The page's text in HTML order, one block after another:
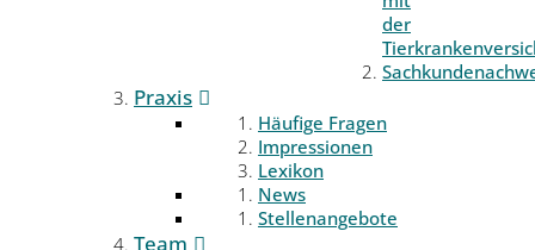
der
Praxis
Häufige Fragen
Impressionen
Lexikon
News
Stellenangebote
Team